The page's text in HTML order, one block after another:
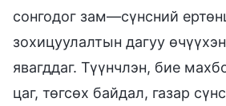
сонгодог зам—сүнсний
зохицуулалтын дагуу
явагддаг. Түүнчлэн, бие
цаг, төгсөх байдал, газар